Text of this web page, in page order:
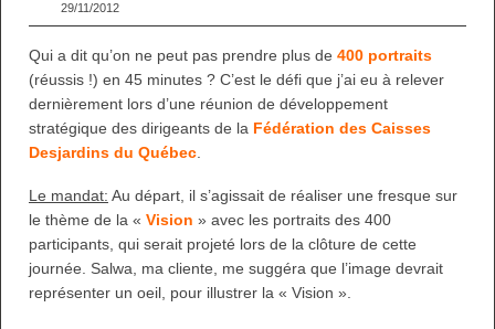
29/11/2012
Qui a dit qu’on ne peut pas prendre plus de 400 portraits
(réussis !) en 45 minutes ? C’est le défi que j’ai eu à relever
dernièrement lors d’une réunion de développement
stratégique des dirigeants de la Fédération des Caisses
Desjardins du Québec
Le mandat: Au départ, il s’agissait de réaliser une fresque sur
le thème de la « Vision » avec les portraits des 400
participants, qui serait projeté lors de la clôture de cette
journée. Salwa, ma cliente, me suggéra que l’image devrait
représenter un oeil, pour illustrer la « Vision ».